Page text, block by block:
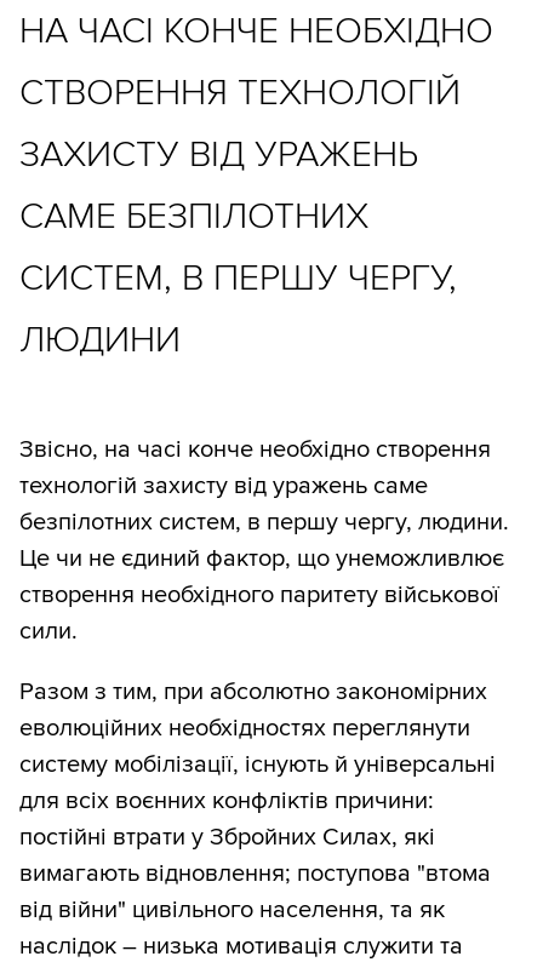
НА ЧАСІ КОНЧЕ НЕОБХІДНО
СТВОРЕННЯ ТЕХНОЛОГІЙ
ЗАХИСТУ ВІД УРАЖЕНЬ
САМЕ БЕЗПІЛОТНИХ
СИСТЕМ, В ПЕРШУ ЧЕРГУ,
ЛЮДИНИ
Звісно, на часі конче необхідно створення
технологій захисту від уражень саме
безпілотних систем, в першу чергу, людини.
Це чи не єдиний фактор, що унеможливлює
створення необхідного паритету військової
сили.
Разом з тим, при абсолютно закономірних
еволюційних необхідностях переглянути
систему мобілізації, існують й універсальні
для всіх воєнних конфліктів причини:
постійні втрати у Збройних Силах, які
вимагають відновлення; поступова "втома
від війни" цивільного населення, та як
наслідок – низька мотивація служити та